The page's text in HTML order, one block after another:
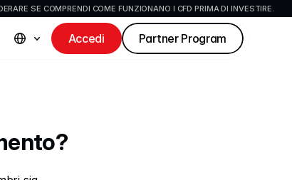
SE COMPRENDI COME FUNZIONANO I CFD PRIMA DI INVESTIRE.
Accedi Partner Program